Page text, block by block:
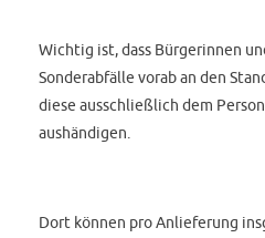
Wichtig ist, dass Bürgerinnen
Sonderabfälle vorab an den
diese ausschließlich dem
aushändigen.
Dort können pro Anlieferung